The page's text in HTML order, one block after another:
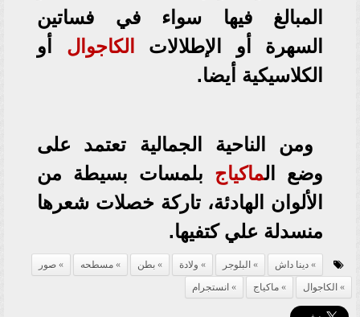
المبالغ فيها سواء في فساتين
السهرة أو الإطلالات
الكاجوال أو
الكلاسيكية أيضا.
ومن الناحية الجمالية تعتمد على
وضع الماكياج بلمسات بسيطة من
الألوان الهادئة، تاركة خصلات شعرها
منسدلة علي كتفيها.
دينا داش البلوجر ولادة بطن مسطحه
صور
الكاجوال
ماكياج انستجرام